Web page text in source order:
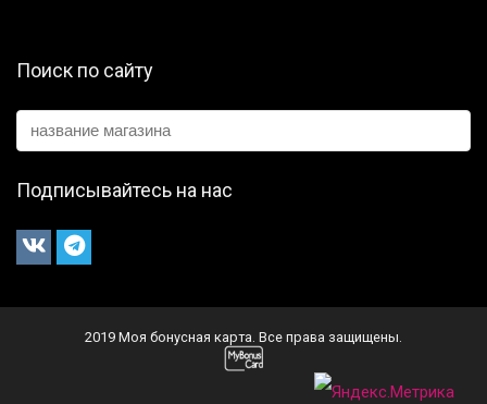
Поиск по сайту
Подписывайтесь на нас
2019 Моя бонусная карта. Все права защищены.